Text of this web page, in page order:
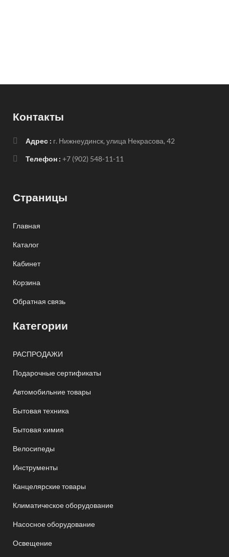
Контакты
Адрес : г. Нижнеудинск, улица Некрасова, 42
Телефон : +7 (902) 548-11-11
Страницы
Главная
Каталог
Кабинет
Корзина
Обратная связь
Категории
РАСПРОДАЖИ
Подарочные сертификаты
Автомобильние товары
Бытовая техника
Бытовая химия
Велосипеды
Инструменты
Канцелярские товары
Климатическое оборудование
Насосное оборудование
Освещение